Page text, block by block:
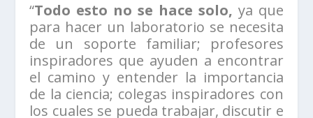
“Todo esto no se hace solo, ya que
para hacer un laboratorio se necesita
de un soporte familiar; profesores
inspiradores que ayuden a encontrar
el camino y entender la importancia
de la ciencia; colegas inspiradores con
los cuales se pueda trabajar, discutir e